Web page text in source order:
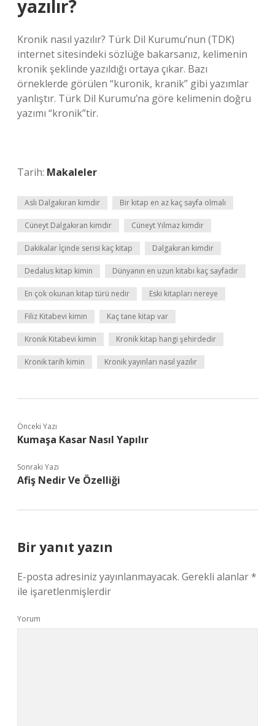
yazılır?
Kronik nasıl yazılır? Türk Dil Kurumu’nun (TDK)
internet sitesindeki sözlüğe bakarsanız, kelimenin
kronik şeklinde yazıldığı ortaya çıkar. Bazı
örneklerde görülen “kuronik, kranik” gibi yazımlar
yanlıştır. Türk Dil Kurumu’na göre kelimenin doğru
yazımı “kronik”tir.
Tarih: Makaleler
Aslı Dalgakıran kimdir Bir kitap en az kaç sayfa olmalı
Cüneyt Dalgakıran kimdir Cüneyt Yılmaz kimdir
Dakikalar İçinde serisi kaç kitap Dalgakıran kimdir
Dedalus kitap kimin Dünyanın en uzun kitabı kaç sayfadır
En çok okunan kitap türü nedir Eski kitapları nereye
Filiz Kitabevi kimin Kaç tane kitap var
Kronik Kitabevi kimin Kronik kitap hangi şehirdedir
Kronik tarih kimin Kronik yayınları nasıl yazılır
Önceki Yazı
Kumaşa Kasar Nasıl Yapılır
Sonraki Yazı
Afiş Nedir Ve Özelliği
Bir yanıt yazın
E-posta adresiniz yayınlanmayacak. Gerekli alanlar*
ile işaretlenmişlerdir
Yorum